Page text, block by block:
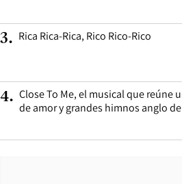
3. Rica Rica-Rica, Rico Rico-Rico
4. Close To Me, el musical que reúne
de amor y grandes himnos anglo